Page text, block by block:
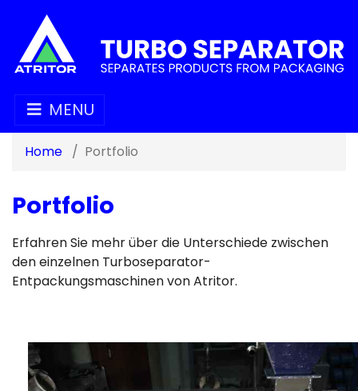
MENU
Home Portfolio
Portfolio
Erfahren Sie mehr über die Unterschiede zwischen
den einzelnen Turboseparator-
Entpackungsmaschinen von Atritor.